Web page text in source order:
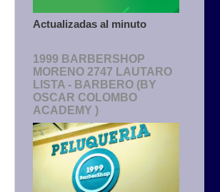
Actualizadas al minuto
1999 BARBERSHOP
MORENO 2747 LAUTARO
LISTA - BARBERO (BY
OSCAR COLOMBO
ACADEMY )